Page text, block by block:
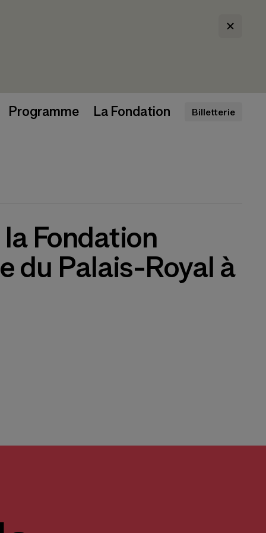
Programme La Fondation Billetterie
Fondation
du Palais-Royal à